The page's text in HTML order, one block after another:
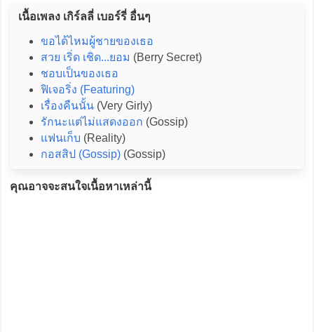
เนื้อเพลง เกิร์ลลี่ เบอร์รี่ อื่นๆ
ขอได้ไหมผู้ชายของเธอ
สวย เริ่ด เชิด...ยอม (Berry Secret)
ชอบเป็นของเธอ
ฟิเจอริ่ง (Featuring)
เรื่องคืนนั้น(Very Girly)
รักนะแต่ไม่แสดงออก (Gossip)
แฟนเก็บ (Reality)
กอสสิป (Gossip)(Gossip)
คุณอาจจะสนใจเนื้อหาเหล่านี้